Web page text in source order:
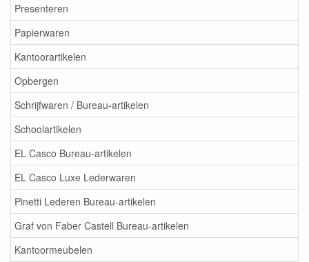
Presenteren
Papierwaren
Kantoorartikelen
Opbergen
Schrijfwaren / Bureau-artikelen
Schoolartikelen
EL Casco Bureau-artikelen
EL Casco Luxe Lederwaren
Pinetti Lederen Bureau-artikelen
Graf von Faber Castell Bureau-artikelen
Kantoormeubelen